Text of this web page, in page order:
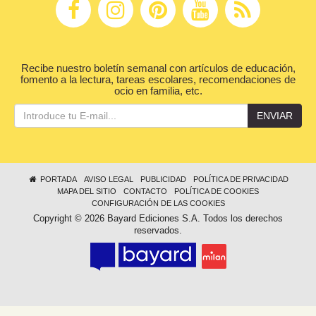
Recibe nuestro boletín semanal con artículos de educación,
fomento a la lectura, tareas escolares, recomendaciones de
ocio en familia, etc.
ENVIAR
PORTADA AVISO LEGAL PUBLICIDAD
POLÍTICA DE PRIVACIDAD
MAPA DEL SITIO
CONTACTO
POLÍTICA DE COOKIES
CONFIGURACIÓN DE LAS COOKIES
Copyright © 2026 Bayard Ediciones S.A. Todos los derechos
reservados.